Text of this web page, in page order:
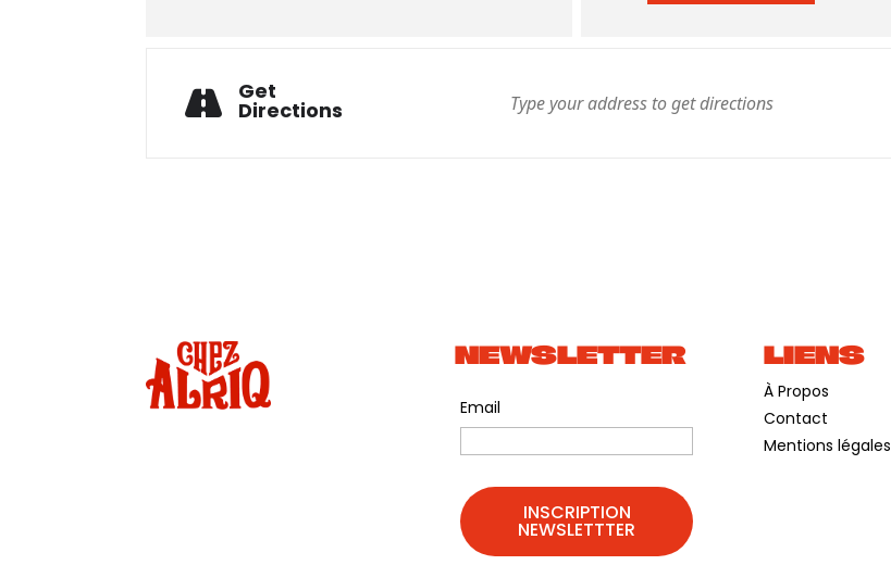
Get
Directions
NEWSLETTER
Email
LIENS
À Propos
Contact
Mentions légales